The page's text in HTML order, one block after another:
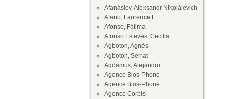
Afanásiev, Aleksandr Nikoláievich
Afano, Laurence L.
Afonso, Fátima
Afonso Esteves, Cecilia
Agboton, Agnès
Agboton, Serrat
Agdamus, Alejandro
Agence Bios-Phone
Agence Bios-Phone
Agence Corbis